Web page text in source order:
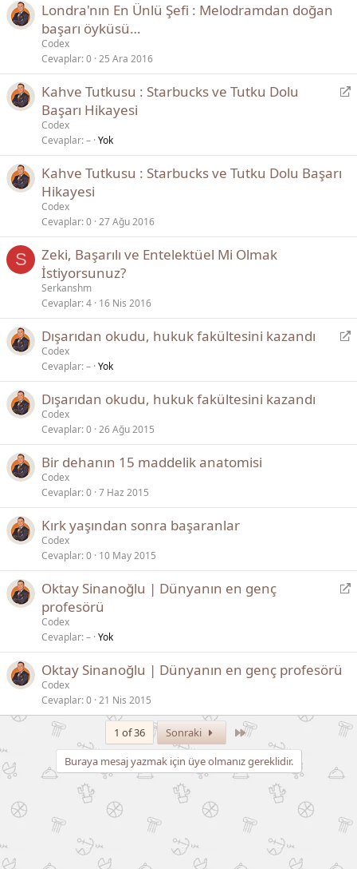
Londra'nın En Ünlü Şefi : Melodramdan doğan
başarı öyküsü…
Codex
Cevaplar 0 25 Ara 2016
Y
e
Kahve Tutkusu : Starbucks ve Tutku Dolu
Başarı Hikayesi
Codex
Cevaplar – Yok
Kahve Tutkusu : Starbucks ve Tutku Dolu Başarı
Hikayesi
Codex
Cevaplar 0 27 Ağu 2016
S
Zeki, Başarılı ve Entelektüel Mi Olmak
İstiyorsunuz?
Serkanshm
Cevaplar 4 16 Nis 2016
Y
l
Dışarıdan okudu, hukuk fakültesini kazandı
Codex
Cevaplar – Yok
Dışarıdan okudu, hukuk fakültesini kazandı
Codex
Cevaplar 0 26 Ağu 2015
Bir dehanın 15 maddelik anatomisi
Codex
Cevaplar 0 7 Haz 2015
Kırk yaşından sonra başaranlar
Codex
Cevaplar 0 10 May 2015
Y
e
r
Oktay Sinanoğlu | Dünyanın en genç
profesörü
Codex
Cevaplar – Yok
Oktay Sinanoğlu | Dünyanın en genç profesörü
Codex
Cevaplar 0 21 Nis 2015
1 of 36 Sonraki Son
Buraya mesaj yazmak için üye olmanız gereklidir.